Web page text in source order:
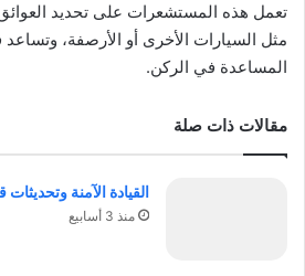
تعمل هذه المستشعرات على تحديد العوائق
مثل السيارات الأخرى أو الأرصفة،
المساعدة في الركن.
مقالات ذات صلة
القيادة الآمنة
منذ 3 أسابيع